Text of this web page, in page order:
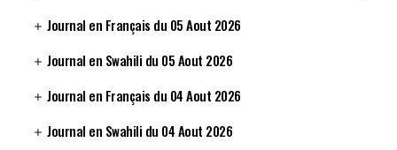
Journal en Français du 05 Aout 2026
Journal en Swahili du 05 Aout 2026
Journal en Français du 04 Aout 2026
Journal en Swahili du 04 Aout 2026